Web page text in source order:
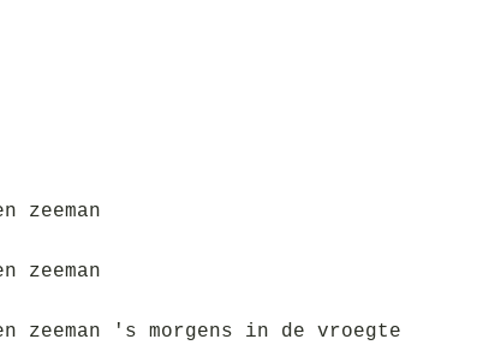
zeeman
zeeman
zeeman 's morgens in de vroegte